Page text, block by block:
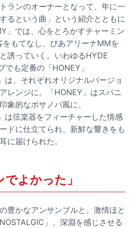
ランのオーナーとなって、年に一
るという曲」という紹介とともに
」では、心をとろかすチャーミン
をもてなし、ぴあアリーナMMを
誘っていく。いわゆるHYDE
でも定番の「HONEY」
は、それぞれオリジナルバージョ
レンジに。「HONEY」はスパニ
象的なボサノバ風に、
は弦楽器をフィーチャーした情感
ドに仕立てられ、新鮮な響きをも
に届けられた。
でよかった」
豊かなアンサンブルと、激情ほと
」、深淵を感じさせる